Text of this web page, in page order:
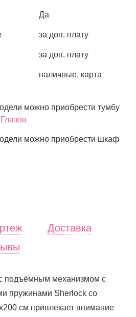
Да
за доп. плату
за доп. плату
наличные, карта
можно приобрести тумбу
Глазов
можно приобрести шкаф
Доставка
подъёмным механизмом с
пружинами Sherlock со
см привлекает внимание